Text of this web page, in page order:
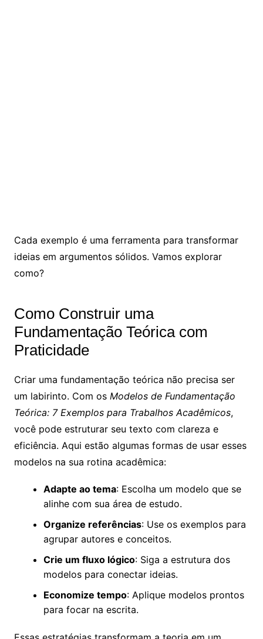
Cada exemplo é uma ferramenta para transformar
ideias em argumentos sólidos. Vamos explorar
como?
Como Construir uma
Fundamentação Teórica com
Praticidade
Criar uma fundamentação teórica não precisa ser
um labirinto. Com os Modelos de Fundamentação
Teórica: 7 Exemplos para Trabalhos Acadêmicos,
você pode estruturar seu texto com clareza e
eficiência. Aqui estão algumas formas de usar esses
modelos na sua rotina acadêmica:
Adapte ao tema: Escolha um modelo que se
alinhe com sua área de estudo.
Organize referências: Use os exemplos para
agrupar autores e conceitos.
Crie um fluxo lógico: Siga a estrutura dos
modelos para conectar ideias.
Economize tempo: Aplique modelos prontos
para focar na escrita.